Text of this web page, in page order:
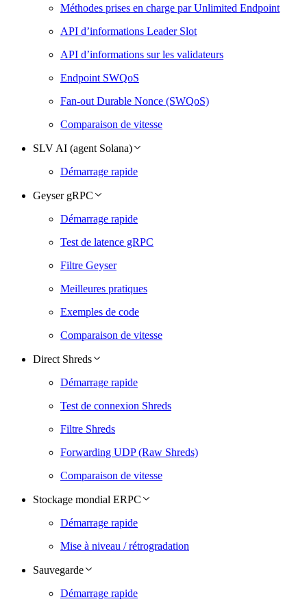
Méthodes prises en charge par Unlimited Endpoint
API d’informations Leader Slot
API d’informations sur les validateurs
Endpoint SWQoS
Fan-out Durable Nonce (SWQoS)
Comparaison de vitesse
SLV AI (agent Solana)
Démarrage rapide
Geyser gRPC
Démarrage rapide
Test de latence gRPC
Filtre Geyser
Meilleures pratiques
Exemples de code
Comparaison de vitesse
Direct Shreds
Démarrage rapide
Test de connexion Shreds
Filtre Shreds
Forwarding UDP (Raw Shreds)
Comparaison de vitesse
Stockage mondial ERPC
Démarrage rapide
Mise à niveau / rétrogradation
Sauvegarde
Démarrage rapide